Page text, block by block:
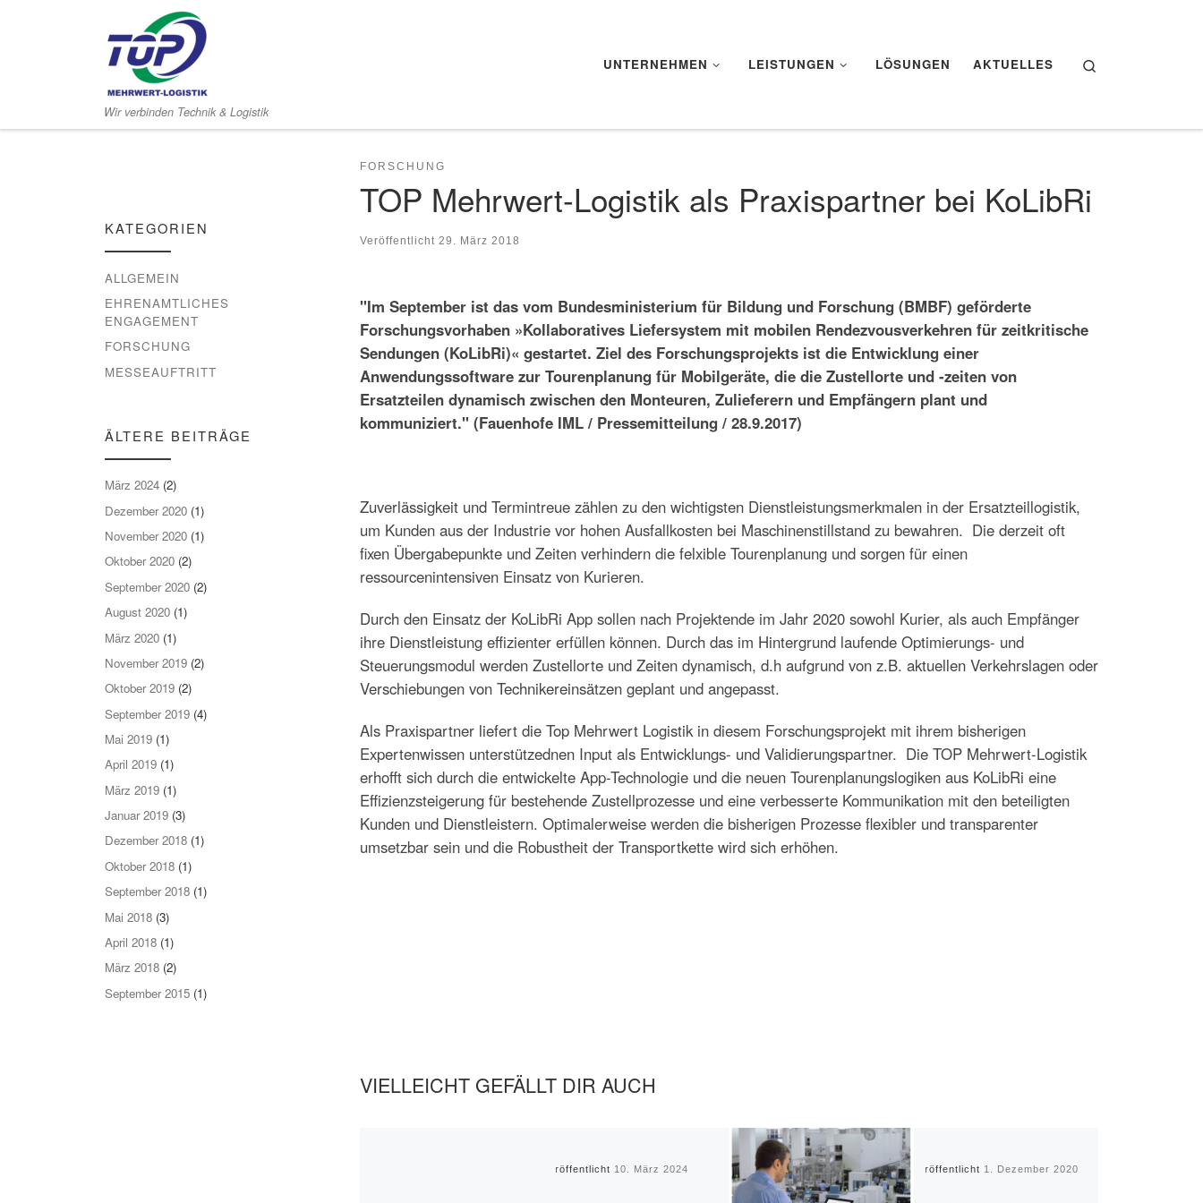
Zum Inhalt springen
Wir verbinden Technik & Logistik
UNTERNEHMEN LEISTUNGEN LÖSUNGEN AKTUELLES
FORSCHUNG
TOP Mehrwert-Logistik als Praxispartner bei KoLibRi
Veröffentlicht 29. März 2018
"Im September ist das vom Bundesministerium für Bildung und Forschung (BMBF) geförderte
Forschungsvorhaben »Kollaboratives Liefersystem mit mobilen Rendezvousverkehren für zeitkritische
Sendungen (KoLibRi)« gestartet. Ziel des Forschungsprojekts ist die Entwicklung einer
Anwendungssoftware zur Tourenplanung für Mobilgeräte, die die Zustellorte und -zeiten von
Ersatzteilen dynamisch zwischen den Monteuren, Zulieferern und Empfängern plant und
kommuniziert." (Fauenhofe IML / Pressemitteilung / 28.9.2017)
Zuverlässigkeit und Termintreue zählen zu den wichtigsten Dienstleistungsmerkmalen in der Ersatzteillogistik,
um Kunden aus der Industrie vor hohen Ausfallkosten bei Maschinenstillstand zu bewahren. Die derzeit oft
fixen Übergabepunkte und Zeiten verhindern die felxible Tourenplanung und sorgen für einen
ressourcenintensiven Einsatz von Kurieren.
Durch den Einsatz der KoLibRi App sollen nach Projektende im Jahr 2020 sowohl Kurier, als auch Empfänger
ihre Dienstleistung effizienter erfüllen können. Durch das im Hintergrund laufende Optimierungs- und
Steuerungsmodul werden Zustellorte und Zeiten dynamisch, d.h aufgrund von z.B. aktuellen Verkehrslagen oder
Verschiebungen von Technikereinsätzen geplant und angepasst.
Als Praxispartner liefert die Top Mehrwert Logistik in diesem Forschungsprojekt mit ihrem bisherigen
Expertenwissen unterstützednen Input als Entwicklungs- und Validierungspartner. Die TOP Mehrwert-Logistik
erhofft sich durch die entwickelte App-Technologie und die neuen Tourenplanungslogiken aus KoLibRi eine
Effizienzsteigerung für bestehende Zustellprozesse und eine verbesserte Kommunikation mit den beteiligten
Kunden und Dienstleistern. Optimalerweise werden die bisherigen Prozesse flexibler und transparenter
umsetzbar sein und die Robustheit der Transportkette wird sich erhöhen.
VIELLEICHT GEFÄLLT DIR AUCH
Veröffentlicht 10. März 2024 Veröffentlicht 1. Dezember 2020
KATEGORIEN
ALLGEMEIN
EHRENAMTLICHES
ENGAGEMENT
FORSCHUNG
MESSEAUFTRITT
ÄLTERE BEITRÄGE
März 2024 (2)
Dezember 2020 (1)
November 2020 (1)
Oktober 2020 (2)
September 2020 (2)
August 2020 (1)
März 2020 (1)
November 2019 (2)
Oktober 2019 (2)
September 2019 (4)
Mai 2019 (1)
April 2019 (1)
März 2019 (1)
Januar 2019 (3)
Dezember 2018 (1)
Oktober 2018 (1)
September 2018 (1)
Mai 2018 (3)
April 2018 (1)
März 2018 (2)
September 2015 (1)